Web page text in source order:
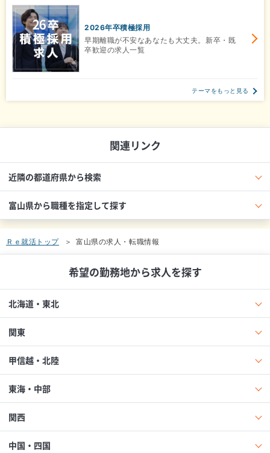
2026年卒積極採用
早期離職が不安なあなたも大丈夫。新卒・既
卒歓迎の求人一覧
テーマをもっと見る
関連リンク
近隣の都道府県から検索
富山県から職種を指定して探す
Ｒｅ就活トップ 富山県の求人・転職情報
希望の勤務地から求人を探す
北海道・東北
関東
甲信越・北陸
東海・中部
関西
中国・四国